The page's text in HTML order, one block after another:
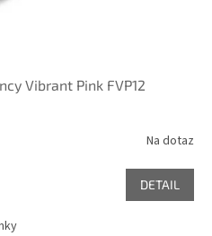
Vibrant Pink FVP12
Na dotaz
DETAIL